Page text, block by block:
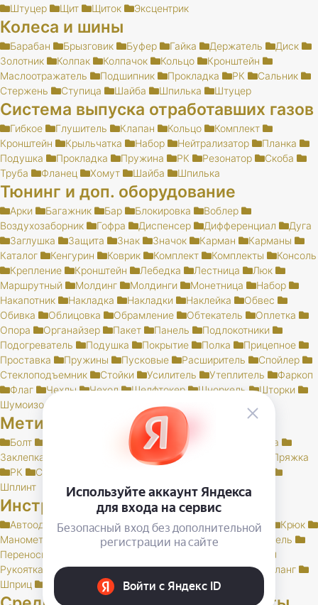
Штуцер
Щит Щиток Эксцентрик
Колеса и шины
Барабан Брызговик Буфер Гайка Держатель
Диск
Золотник
Колпак Колпачок Кольцо
Кронштейн
Маслоотражатель
Подшипник Прокладка РК
Сальник
Стержень
Ступица Шайба Шпилька Штуцер
Система выпуска отработавших газов
Гибкое Глушитель Клапан Кольцо
Комплект
Кронштейн
Крыльчатка Набор Нейтрализатор
Планка
Подушка
Прокладка Пружина РК Резонатор
Скоба
Труба
Фланец Хомут Шайба Шпилька
Тюнинг и доп. оборудование
Арки Багажник Бар Блокировка
Воблер
Воздухозаборник
Гофра Диспенсер Дифференциал
Дуга
Заглушка
Защита Знак Значок Карман
Карманы
Каталог
Кенгурин Коврик Комплект Комплекты
Консоль
Крепление
Кронштейн Лебедка Лестница
Люк
Маршрутный
Молдинг Молдинги Монетница
Набор
Накапотник
Накладка Накладки Наклейка
Обвес
Обивка
Облицовка Обрамление Обтекатель
Оплетка
Опора
Органайзер Пакет Панель
Подлокотники
Подогреватель
Подушка Покрытие Полка
Прицепное
Проставка
Пружины Пусковые Расширитель
Спойлер
Стеклоподъемник
Стойки Усилитель Утеплитель
Фаркоп
Флаг
Чехлы Чехол Шелфтокер Шноркель
Шторки
Шумоизоляция
Метизы
Болт Ввертыш Винт
Заглушка
Заклепка
Комплект Палец
Пряжка
РК
Скоба
Шплинт
Инструменты, спец. литература
Автоодеяло Домкрат Заглушка Каталог Ключ
Крюк
Манометр
Монтажка Наконечник Насос
Натяжитель
Переноска
Рукоятка
Схема Трос Упор Фиксатор Цепи
Шланг
Шприц
Щетка